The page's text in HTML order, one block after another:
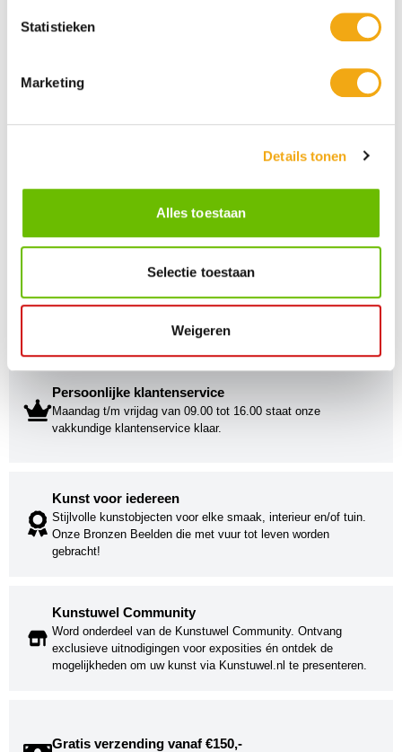
Statistieken
Marketing
Details tonen
Alles toestaan
Selectie toestaan
Weigeren
ontdek een oceaan schilderij dat uw interieur verrijkt met de kracht,
Persoonlijke klantenservice
Maandag t/m vrijdag van 09.00 tot 16.00 staat onze
vakkundige klantenservice klaar.
Kunst voor iedereen
Stijlvolle kunstobjecten voor elke smaak, interieur en/of tuin.
Onze Bronzen Beelden die met vuur tot leven worden
gebracht!
Kunstuwel Community
Word onderdeel van de Kunstuwel Community. Ontvang
exclusieve uitnodigingen voor exposities én ontdek de
mogelijkheden om uw kunst via Kunstuwel.nl te presenteren.
Gratis verzending vanaf €150,-